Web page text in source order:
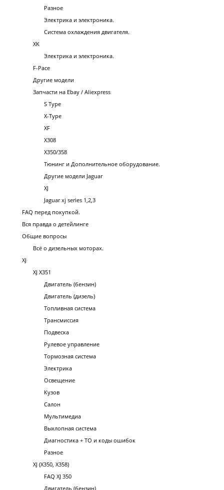
Разное
Электрика и электроника.
Система охлаждения двигателя.
XK
Электрика и электроника.
F-Pace
Другие модели
Запчасти на Ebay / Aliexpress
S Type
X-Type
XF
X308
X350/358
Тюнинг и Дополнительное оборудование.
Другие модели Jaguar
XJ
Jaguar xj series 1,2,3
FAQ перед покупкой.
Вся правда о детейлинге
Общие вопросы
Всё о дизельных моторах.
XJ
XJ X351
Двигатель (бензин)
Двигатель (дизель)
Топливная система
Трансмиссия
Подвеска
Рулевое управление
Тормозная система
Электрика
Освещение
Кузов
Салон
Мультимедиа
Выхлопная система
Диагностика + ТО и коды ошибок
Разное
XJ (X350, X358)
FAQ XJ 350
Двигатель (бензин)